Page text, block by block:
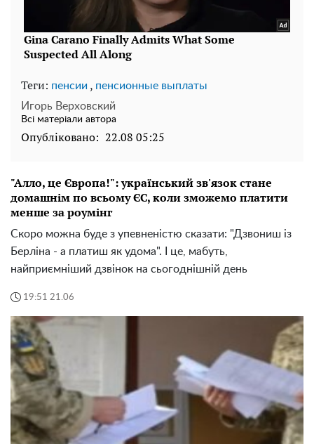
Теги: пенсии , пенсионные выплаты
Игорь Верховский
Всі матеріали автора
Опубліковано: 22.08 05:25
"Алло, це Європа!": український зв'язок стане
домашнім по всьому ЄС, коли зможемо платити
менше за роумінг
Скоро можна буде з упевненістю сказати: "Дзвониш із
Берліна - а платиш як удома". І це, мабуть,
найприємніший дзвінок на сьогоднішній день
19:51 21.06